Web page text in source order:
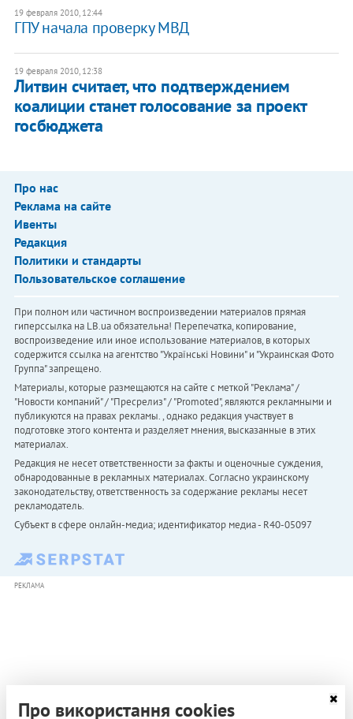
19 февраля 2010, 12:44
ГПУ начала проверку МВД
19 февраля 2010, 12:38
Литвин считает, что подтверждением
коалиции станет голосование за проект
госбюджета
Про нас
Реклама на сайте
Ивенты
Редакция
Политики и стандарты
Пользовательское соглашение
При полном или частичном воспроизведении материалов прямая
гиперссылка на LB.ua обязательна! Перепечатка, копирование,
воспроизведение или иное использование материалов, в которых
содержится ссылка на агентство "Українськi Новини" и "Украинская Фото
Группа" запрещено.
Материалы, которые размещаются на сайте с меткой "Реклама" /
"Новости компаний" / "Пресрелиз" / "Promoted", являются рекламными и
публикуются на правах рекламы. , однако редакция участвует в
подготовке этого контента и разделяет мнения, высказанные в этих
материалах.
Редакция не несет ответственности за факты и оценочные суждения,
обнародованные в рекламных материалах. Согласно украинскому
законодательству, ответственность за содержание рекламы несет
рекламодатель.
Субъект в сфере онлайн-медиа; идентификатор медиа - R40-05097
РЕКЛАМА
Про використання cookies